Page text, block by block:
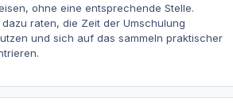
ohne eine entsprechende Stelle.
raten, die Zeit der Umschulung
und sich auf das sammeln praktischer